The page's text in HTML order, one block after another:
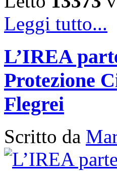
Leggi tutto...
L’IREA
Protezione
Flegrei
Scritto da